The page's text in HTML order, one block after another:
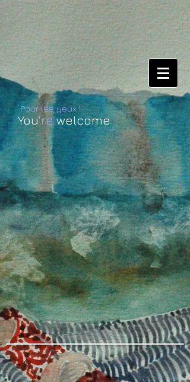
.
Pour les yeux !
You'rewelcome